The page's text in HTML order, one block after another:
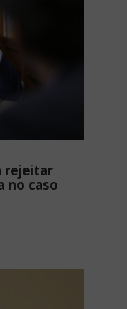
rejeitar
no caso